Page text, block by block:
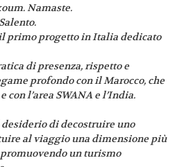
Namaste.
primo progetto in Italia dedicato
di presenza, rispetto e
profondo con il Marocco, che
con l’area SWANA e l’India.
di decostruire uno
al viaggio una dimensione più
un turismo